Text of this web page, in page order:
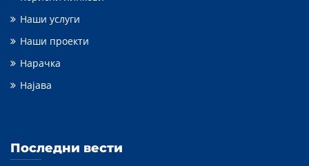
Наши услуги
Наши проекти
Нарачка
Најава
Последни вести